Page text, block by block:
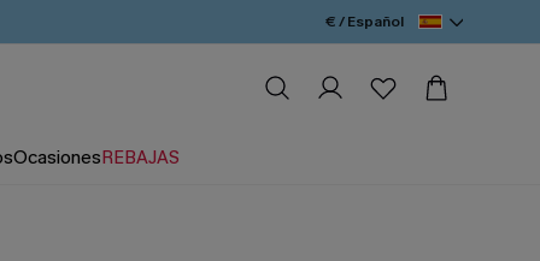
€ / Español
OcasionesREBAJAS